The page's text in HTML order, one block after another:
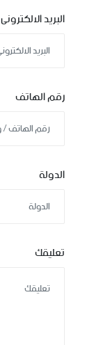
البريد الالكترونى
رقم الهاتف
الدولة
تعليقك